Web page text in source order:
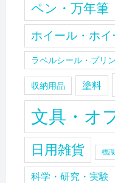
ペン・万年筆
ホイール・ホ
ラベルシール・プリ
収納用品 塗料
文具・オ
日用雑貨 標
科学・研究・実験